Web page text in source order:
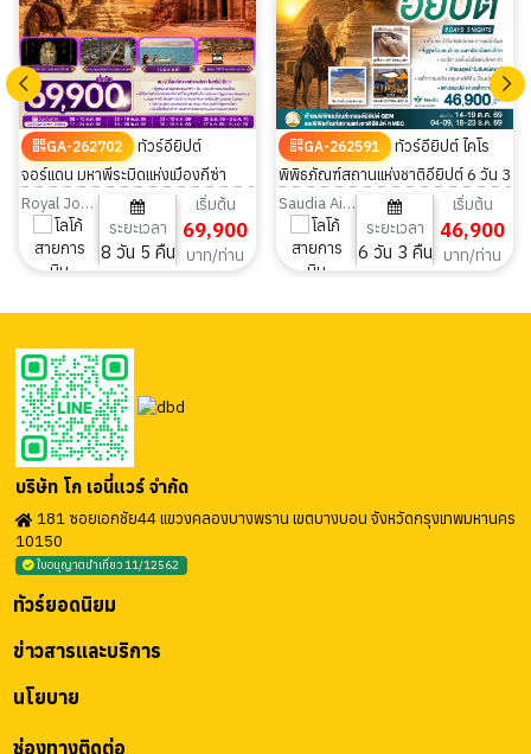
GA-262702
ทัวร์อียิปต์
จอร์แดน มหาพีระมิดแห่งเมืองกีซ่า
พิพิธภัณฑ์แกรนด์อียิปต์ 8 วัน 5 คืน
Royal Jordanian
ระยะเวลา
8 วัน 5 คืน
เริ่มต้น
69,900
บาท/ท่าน
GA-262591
ทัวร์อียิปต์ ไคโร
พิพิธภัณฑ์สถานแห่งชาติอียิปต์ 6 วัน 3
คืน
Saudia Airlines
ระยะเวลา
6 วัน 3 คืน
เริ่มต้น
46,900
บาท/ท่าน
บริษัท โก เอนี่แวร์ จำกัด
181 ซอยเอกชัย44 แขวงคลองบางพราน เขตบางบอน จังหวัดกรุงเทพมหานคร
10150
ใบอนุญาตนำเที่ยว 11/12562
ช่องทางติดต่อ
นโยบาย
ข่าวสารและบริการ
ทัวร์ยอดนิยม